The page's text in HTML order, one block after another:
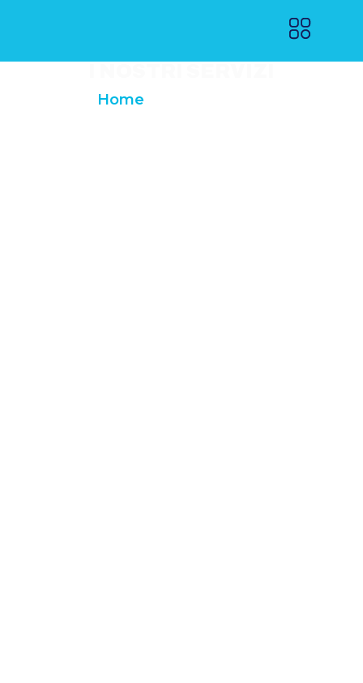
Home